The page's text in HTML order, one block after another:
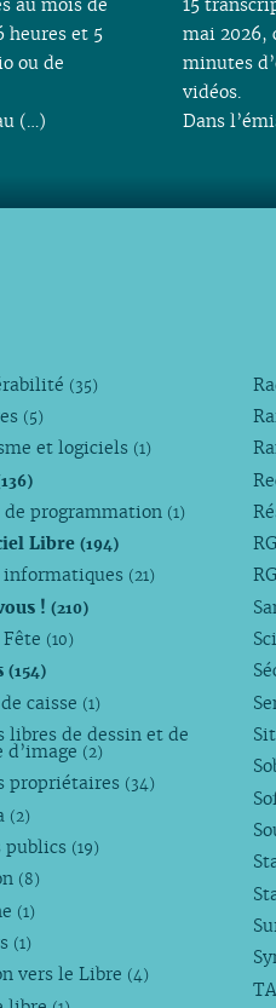
heures et 5
ou de
(…)
mai 2026,
minutes
vidéos.
Dans
(35)
(5)
et logiciels (1)
de programmation (1)
Libre(194)
informatiques (21)
!(210)
(10)
(154)
caisse (1)
libres de dessin et de
d’image (2)
propriétaires (34)
(2)
publics (19)
(8)
(1)
(1)
vers le Libre (4)